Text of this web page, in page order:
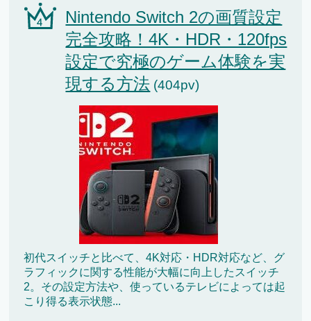
Nintendo Switch 2の画質設定
完全攻略！4K・HDR・120fps
設定で究極のゲーム体験を実
現する方法 (404pv)
初代スイッチと比べて、4K対応・HDR対応など、グ
ラフィックに関する性能が大幅に向上したスイッチ
2。その設定方法や、使っているテレビによっては起
こり得る表示状態...